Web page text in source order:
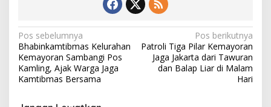
N
a
v
Pos sebelumnya
Bhabinkamtibmas Kelurahan
Kemayoran Sambangi Pos
Kamling, Ajak Warga Jaga
Kamtibmas Bersama
Pos berikutnya
Patroli Tiga Pilar Kemayoran
Jaga Jakarta dari Tawuran
dan Balap Liar di Malam
Hari